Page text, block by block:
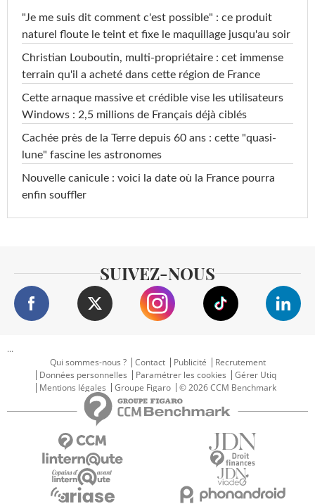
"Je me suis dit comment c'est possible" : ce produit
naturel floute le teint et fixe le maquillage jusqu'au soir
Christian Louboutin, multi-propriétaire : cet immense
terrain qu'il a acheté dans cette région de France
Cette arnaque massive et crédible vise les utilisateurs
Windows : 2,5 millions de Français déjà ciblés
Cachée près de la Terre depuis 60 ans : cette "quasi-
lune" fascine les astronomes
Nouvelle canicule : voici la date où la France pourra
enfin souffler
SUIVEZ-NOUS
...
Qui sommes-nous ?
Contact Publicité
Recrutement
Données personnelles
Paramétrer les cookies
Gérer Utiq
Mentions légales
Groupe Figaro © 2026 CCM Benchmark